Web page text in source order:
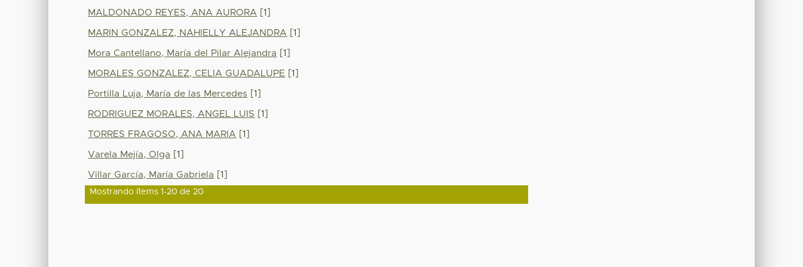
MALDONADO REYES, ANA AURORA [1]
MARIN GONZALEZ, NAHIELLY ALEJANDRA [1]
Mora Cantellano, María del Pilar Alejandra [1]
MORALES GONZALEZ, CELIA GUADALUPE [1]
Portilla Luja, María de las Mercedes [1]
RODRIGUEZ MORALES, ANGEL LUIS [1]
TORRES FRAGOSO, ANA MARIA [1]
Varela Mejía, Olga [1]
Villar García, María Gabriela [1]
Mostrando ítems 1-20 de 20